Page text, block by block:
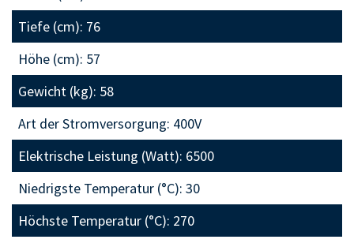
Tiefe (cm): 76
Höhe (cm): 57
Gewicht (kg): 58
Art der Stromversorgung: 400V
Elektrische Leistung (Watt): 6500
Niedrigste Temperatur (°C): 30
Höchste Temperatur (°C): 270